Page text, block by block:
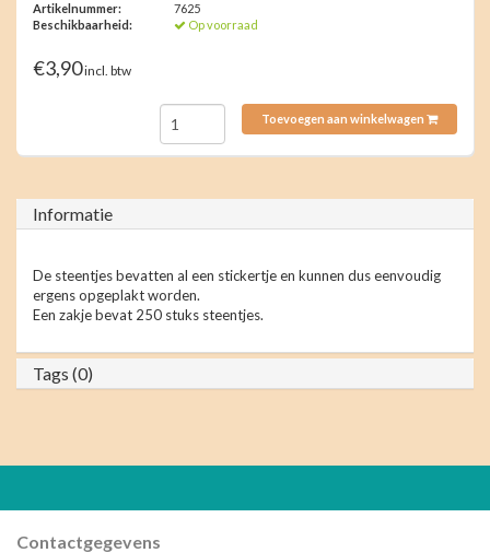
Artikelnummer:
7625
Beschikbaarheid:
Op voorraad
€3,90incl. btw
Toevoegen aan winkelwagen
Informatie
De steentjes bevatten al een stickertje en kunnen dus eenvoudig
ergens opgeplakt worden.
Een zakje bevat 250 stuks steentjes.
Tags (0)
Contactgegevens